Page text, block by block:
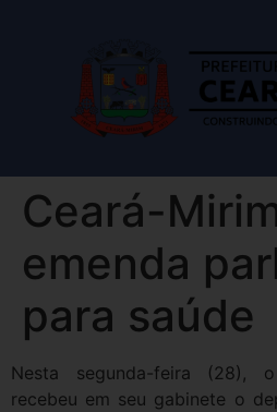
Ceará-
emenda
para saúde
Nesta segunda-feira (28),
recebeu em seu gabinete o